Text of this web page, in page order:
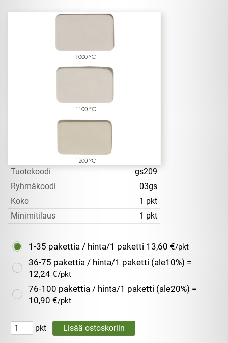
Tuotekoodi
gs209
Ryhmäkoodi
03gs
Koko
1 pkt
Minimitilaus
1 pkt
1-35 pakettia / hinta/1 paketti 13,60 €/pkt
36-75 pakettia / hinta/1 paketti (ale10%) =
12,24 €/pkt
76-100 pakettia / hinta/1 paketti (ale20%) =
10,90 €/pkt
pkt